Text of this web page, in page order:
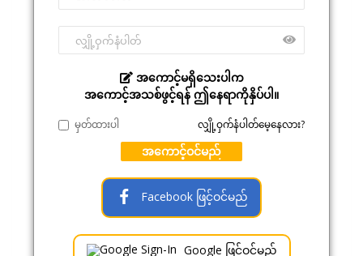
အကောင့်မရှိသေးပါက
အကောင့်အသစ်ဖွင့်ရန် ဤနေရာကိုနှိပ်ပါ။
မှတ်ထားပါ လျှို့ဝှက်နံပါတ်မေ့နေလား?
အကောင့်ဝင်မည်
Facebook ဖြင့်ဝင်မည်
Google ဖြင့်ဝင်မည်